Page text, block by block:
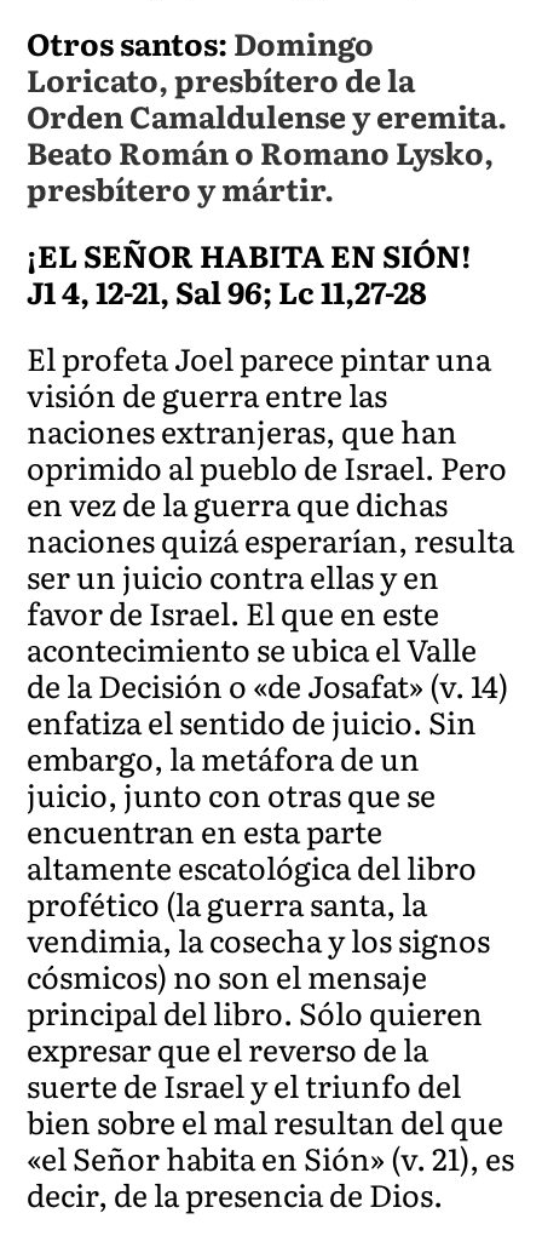
Otros santos:Domingo
Loricato, presbítero de la
Orden Camaldulense y eremita.
Beato Román o Romano Lysko,
presbítero y mártir.
¡EL SEÑOR HABITA EN SIÓN!
J1 4, 12-21, Sal 96; Lc 11,27-28
El profeta Joel parece pintar una
visión de guerra entre las
naciones extranjeras, que han
oprimido al pueblo de Israel. Pero
en vez de la guerra que dichas
naciones quizá esperarían, resulta
ser un juicio contra ellas y en
favor de Israel. El que en este
acontecimiento se ubica el Valle
de la Decisión o «de Josafat» (v. 14)
enfatiza el sentido de juicio. Sin
embargo, la metáfora de un
juicio, junto con otras que se
encuentran en esta parte
altamente escatológica del libro
profético (la guerra santa, la
vendimia, la cosecha y los signos
cósmicos) no son el mensaje
principal del libro. Sólo quieren
expresar que el reverso de la
suerte de Israel y el triunfo del
bien sobre el mal resultan del que
«el Señor habita en Sión» (v. 21), es
decir, de la presencia de Dios.